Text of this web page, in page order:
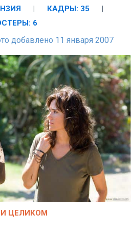
| КАДРЫ: 35
|
6
добавлено 11 января 2007
ЦЕЛИКОМ